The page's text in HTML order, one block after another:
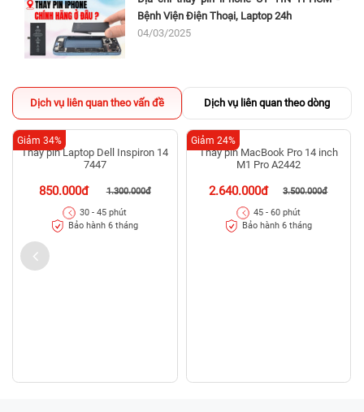
Bệnh Viện Điện Thoại, Laptop 24h
04/03/2025
Dịch vụ liên quan theo vấn đề Dịch vụ liên quan theo dòng
Giảm 34%
Thay pin MacBook Pro 14 inch
M1 Pro A2442
2.640.000đ 3.500.000đ
Giảm 24%
45 - 60 phút
Bảo hành 6 tháng